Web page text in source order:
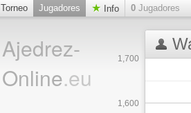
Torneo Jugadores Info 0 Jugadores
Ajedrez-
Online.eu
1,600
1,700